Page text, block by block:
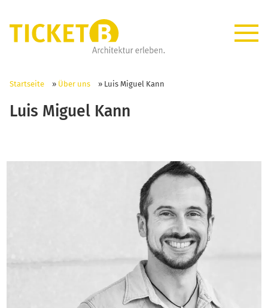
Startseite » Über uns » Luis Miguel Kann
Luis Miguel Kann